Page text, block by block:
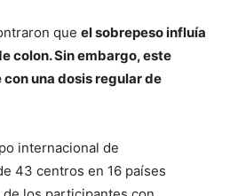
que el sobrepeso influía
colon. Sin embargo, este
una dosis regular de
internacional de
43 centros en 16 países